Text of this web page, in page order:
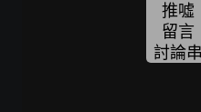
推噓
留言
討論串